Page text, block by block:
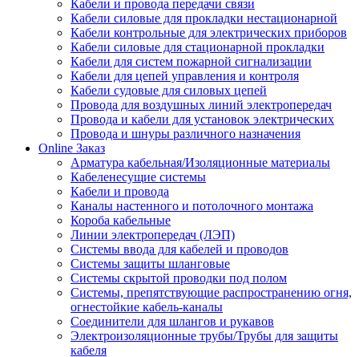
Кабели и провода передачи связи
Кабели силовые для прокладки нестационарной
Кабели контрольные для электрических приборов
Кабели силовые для стационарной прокладки
Кабели для систем пожарной сигнализации
Кабели для цепей управления и контроля
Кабели судовые для силовых цепей
Провода для воздушных линий электропередач
Провода и кабели для установок электрических
Провода и шнуры различного назначения
Online Заказ
Арматура кабельная/Изоляционные материалы
Кабеленесущие системы
Кабели и провода
Каналы настенного и потолочного монтажа
Короба кабельные
Линии электропередач (ЛЭП)
Системы ввода для кабелей и проводов
Системы защиты шланговые
Системы скрытой проводки под полом
Системы, препятствующие распространению огня,
огнестойкие кабель-каналы
Соединители для шлангов и рукавов
Электроизоляционные трубы/Трубы для защиты
кабеля